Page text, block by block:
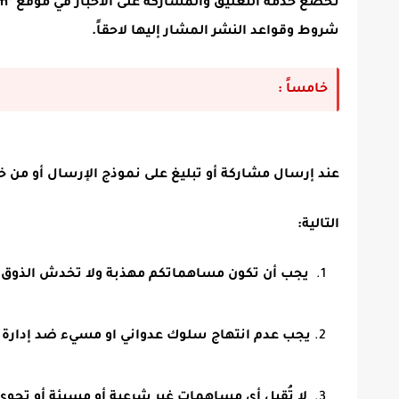
شروط وقواعد النشر المشار إليها لاحقاً.
خامساً :
عند إرسال مشاركة أو تبليغ على نموذج الإرسال أو من
التالية:
يجب أن تكون مساهماتكم مهذبة ولا تخدش الذوق
يجب عدم انتهاج سلوك عدواني او مسيء ضد